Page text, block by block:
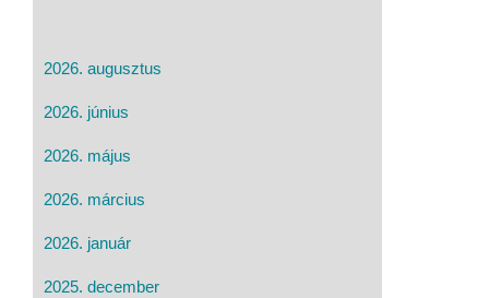
2026. augusztus
2026. június
2026. május
2026. március
2026. január
2025. december